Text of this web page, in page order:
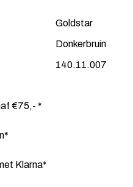
Goldstar
Donkerbruin
140.11.007
€75,- *
Klarna*